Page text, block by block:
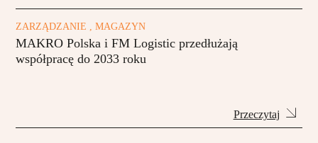
ZARZĄDZANIE , MAGAZYN
MAKRO Polska i FM Logistic przedłużają
współpracę do 2033 roku
Przeczytaj